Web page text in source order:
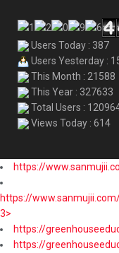
Users Today : 387
Users Yesterday :
This Month : 21588
This Year : 327633
Total Users :
Views Today : 614
https://
https://www.sanmujii.com/
3>
https://
https://